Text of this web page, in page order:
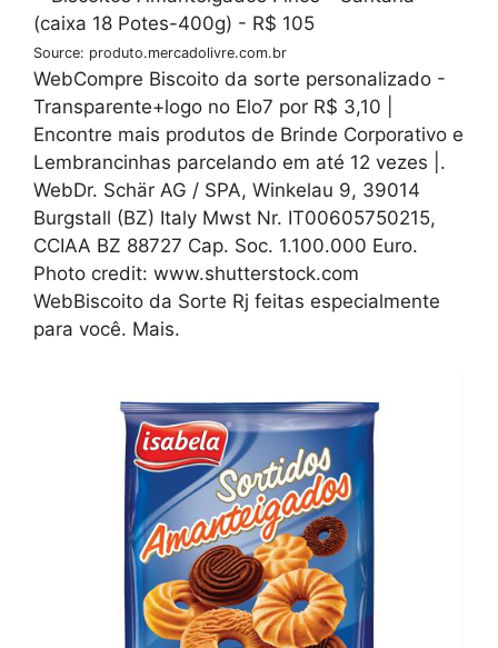
Source: produto.mercadolivre.com.br
WebCompre Biscoito da sorte personalizado -
Transparente+logo no Elo7 por R$ 3,10 |
Encontre mais produtos de Brinde Corporativo e
Lembrancinhas parcelando em até 12 vezes |.
WebDr. Schär AG / SPA, Winkelau 9, 39014
Burgstall (BZ) Italy Mwst Nr. IT00605750215,
CCIAA BZ 88727 Cap. Soc. 1.100.000 Euro.
Photo credit: www.shutterstock.com
WebBiscoito da Sorte Rj feitas especialmente
para você. Mais.